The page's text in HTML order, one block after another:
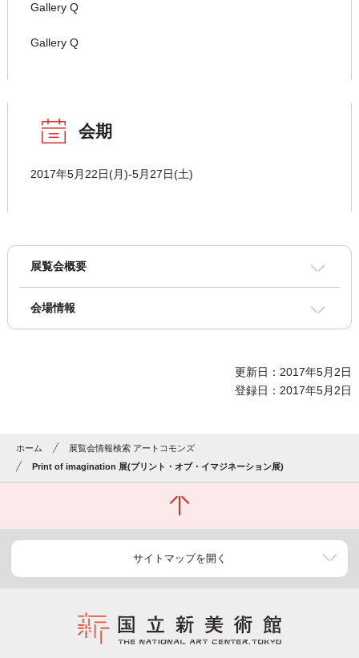
Gallery Q
Gallery Q
会期
2017年5月22日(月)-5月27日(土)
展覧会概要
会場情報
更新日：2017年5月2日
登録日：2017年5月2日
ホーム
展覧会情報検索 アートコモンズ
Print of imagination 展(プリント・オブ・イマジネーション展)
サイトマップを開く